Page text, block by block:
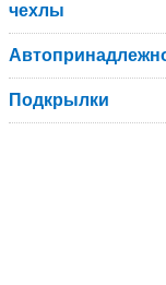
чехлы
Подкрылки